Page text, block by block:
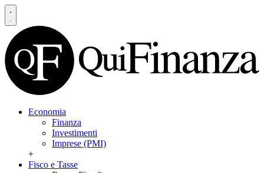
Economia
Finanza
Investimenti
Imprese (PMI)
+
Fisco e Tasse